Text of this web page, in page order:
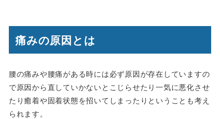
痛みの原因とは
腰の痛みや腰痛がある時には必ず原因が存在していますの
で原因から直していかないとこじらせたり一気に悪化させ
たり癒着や固着状態を招いてしまったりということも考え
られます。